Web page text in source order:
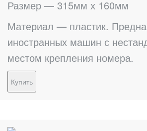
Размер — 315мм х 160мм
Материал — пластик.
иностранных машин с
местом крепления номера.
Купить